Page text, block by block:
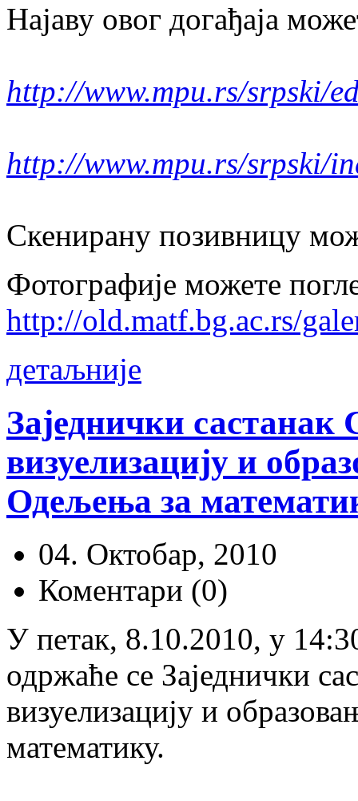
Најаву овог догађаја
http://www.mpu.rs/srpski/
http://www.mpu.rs/srpski/
Скенирану позивницу
Фотографије можете
http://old.matf.bg.ac.rs/
детаљније
Заједнички састанак
визуелизацију и
Одељења за
04. Октобар, 2010
Коментари (0)
У петак, 8.10.2010, у
одржаће се Заједнички
визуелизацију и
математику.